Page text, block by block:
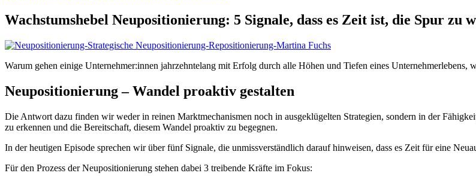
Wachstumshebel Neupositionierung: 5 Signale, dass es Zeit ist, die Spur zu
Warum gehen einige Unternehmer:innen jahrzehntelang mit Erfolg durch alle Höhen und Tiefen eines Unternehmerlebens,
Neupositionierung – Wandel proaktiv gestalten
Die Antwort dazu finden wir weder in reinen Marktmechanismen noch in ausgeklügelten Strategien, sondern in der
zu erkennen und die Bereitschaft, diesem Wandel proaktiv zu begegnen.
In der heutigen Episode sprechen wir über fünf Signale, die unmissverständlich darauf hinweisen, dass es Zeit für eine
Für den Prozess der Neupositionierung stehen dabei 3 treibende Kräfte im Fokus: